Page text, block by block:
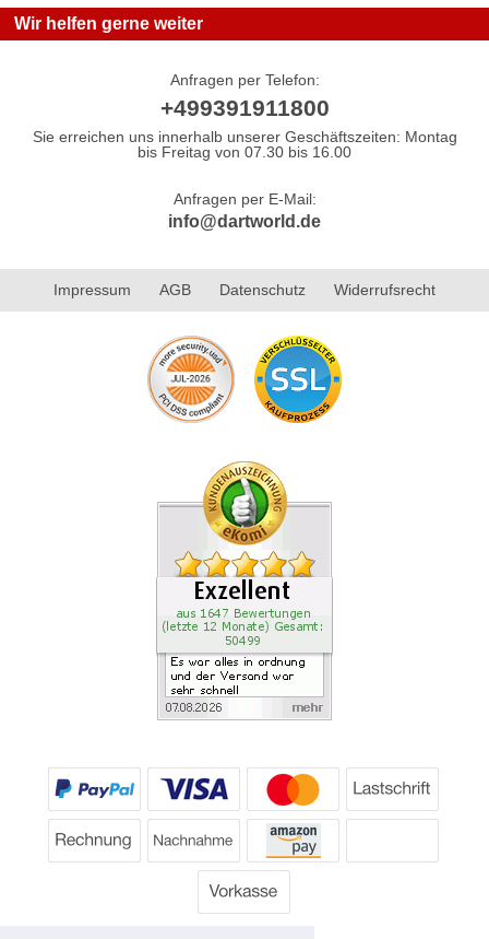
Wir helfen gerne weiter
Anfragen per Telefon:
+499391911800
Sie erreichen uns innerhalb unserer Geschäftszeiten: Montag
bis Freitag von 07.30 bis 16.00
Anfragen per E-Mail:
info@dartworld.de
Impressum AGB Datenschutz Widerrufsrecht